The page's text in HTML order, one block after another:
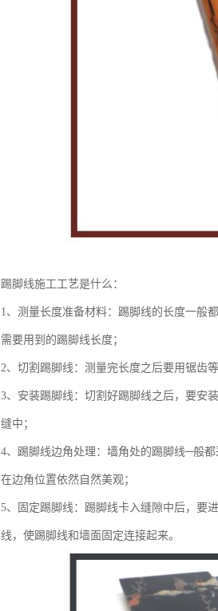
踢脚线施工工艺是什么：
1、测量长度准备材料：踢脚线的长度一般
需要用到的踢脚线长度；
2、切割踢脚线：测量完长度之后要用锯齿
3、安装踢脚线：切割好踢脚线之后，要安
缝中；
4、踢脚线边角处理：墙角处的踢脚线─般
在边角位置依然自然美观；
5、固定踢脚线：踢脚线卡入缝隙中后，要
线，使踢脚线和墙面固定连接起来。